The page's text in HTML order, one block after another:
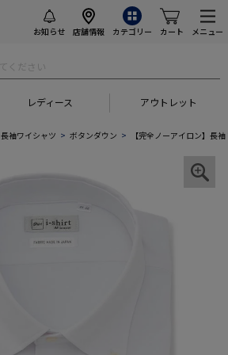
お知らせ 店舗情報 カテゴリー カート メニュー
レディース アウトレット
長袖ワイシャツ ボタンダウン 【完全ノーアイロン】長